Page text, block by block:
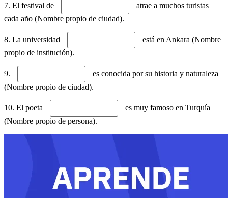
7. El festival de
atrae a muchos turistas
cada año (Nombre propio de ciudad).
8. La universidad
está en Ankara (Nombre
propio de institución).
9.
es conocida por su historia y naturaleza
(Nombre propio de ciudad).
10. El poeta
es muy famoso en Turquía
(Nombre propio de persona).